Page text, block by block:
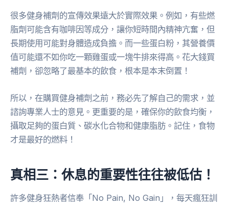
很多健身補劑的宣傳效果遠大於實際效果。例如，有些燃
脂劑可能含有咖啡因等成分，讓你短時間內精神亢奮，但
長期使用可能對身體造成負擔。而一些蛋白粉，其營養價
值可能還不如你吃一顆雞蛋或一塊牛排來得高。花大錢買
補劑，卻忽略了最基本的飲食，根本是本末倒置！
所以，在購買健身補劑之前，務必先了解自己的需求，並
諮詢專業人士的意見。更重要的是，確保你的飲食均衡，
攝取足夠的蛋白質、碳水化合物和健康脂肪。記住，食物
才是最好的燃料！
真相三：休息的重要性往往被低估！
許多健身狂熱者信奉「No Pain, No Gain」，每天瘋狂訓